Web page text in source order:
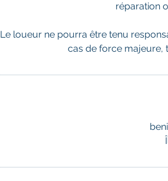
réparation
Le loueur ne pourra être tenu
cas de force majeure,